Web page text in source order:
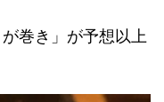
巻き」が予想以上